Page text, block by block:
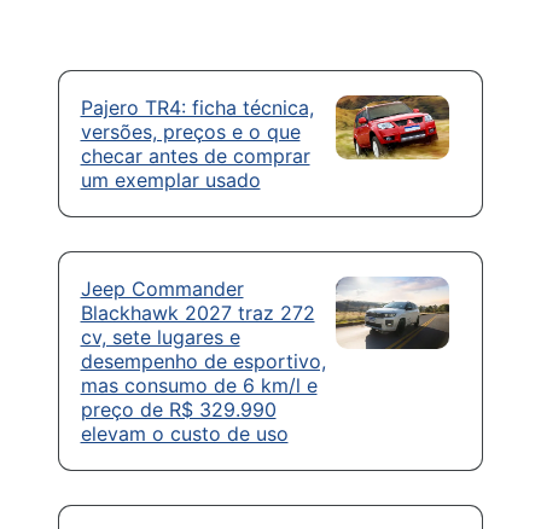
Pajero TR4: ficha técnica,
versões, preços e o que
checar antes de comprar
um exemplar usado
Jeep Commander
Blackhawk 2027 traz 272
cv, sete lugares e
desempenho de esportivo,
mas consumo de 6 km/l e
preço de R$ 329.990
elevam o custo de uso